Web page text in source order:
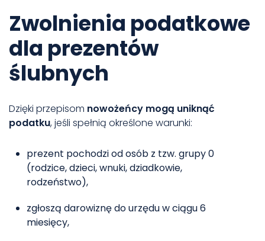
Zwolnienia podatkowe
dla prezentów
ślubnych
Dzięki przepisom nowożeńcy mogą uniknąć
podatku, jeśli spełnią określone warunki:
prezent pochodzi od osób z tzw. grupy 0
(rodzice, dzieci, wnuki, dziadkowie,
rodzeństwo),
zgłoszą darowiznę do urzędu w ciągu 6
miesięcy,